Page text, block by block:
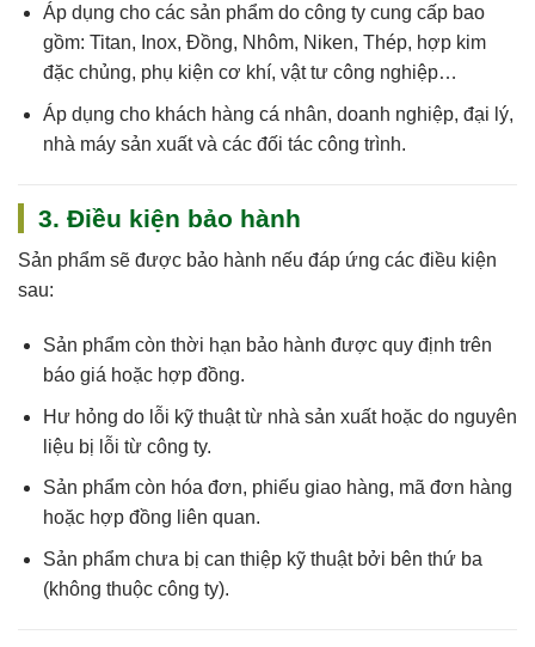
Áp dụng cho các sản phẩm do công ty cung cấpbao
gồm: Titan, Inox, Đồng, Nhôm, Niken, Thép, hợp kim
đặc chủng, phụ kiện cơ khí, vật tư công nghiệp…
Áp dụng cho khách hàng cá nhân, doanh nghiệp, đại lý,
nhà máy sản xuất và các đối tác công trình.
3. Điều kiện bảo hành
Sản phẩm sẽ được bảo hành nếu đáp ứng các điều kiện
sau:
Sản phẩm còn thời hạn bảo hành được quy định trên
báo giá hoặc hợp đồng.
Hư hỏng do lỗi kỹ thuậttừ nhà sản xuất hoặc do nguyên
liệu bị lỗi từ công ty.
Sản phẩm còn hóa đơn, phiếu giao hàng, mã đơn hàng
hoặc hợp đồng liên quan.
Sản phẩm chưa bị can thiệp kỹ thuật bởi bên thứ ba
(không thuộc công ty).